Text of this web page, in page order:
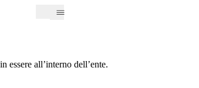
all’interno dell’ente.